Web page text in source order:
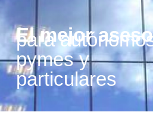
El mejor
para
pymes y
particulares